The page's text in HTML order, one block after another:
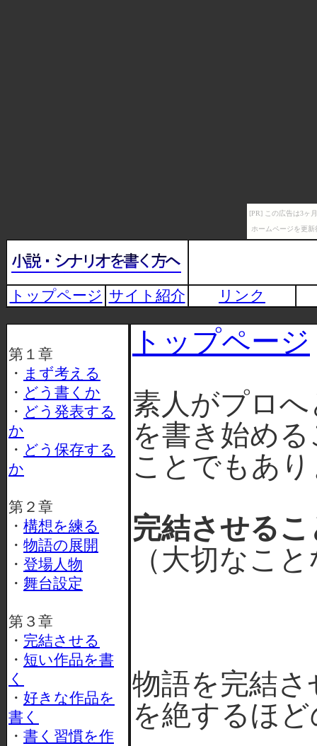
[PR] この広告は3ヶ
ホームページを更
トップページ サイト紹介 リンク
第１章
・ まず考える
・ どう書くか
・ どう発表する
か
・ どう保存する
か
第２章
・ 構想を練る
・ 物語の展開
・ 登場人物
・ 舞台設定
第３章
・ 完結させる
・ 短い作品を書
く
・ 好きな作品を
書く
・ 書く習慣を作
トップページ
素人がプロ
を書き始め
ことでもあ
完結させるこ
（大切なこ
物語を完結
を絶するほ